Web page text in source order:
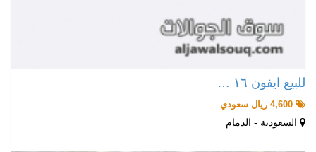
للبيع ايفون ١٦ …
السعودية - الدمام